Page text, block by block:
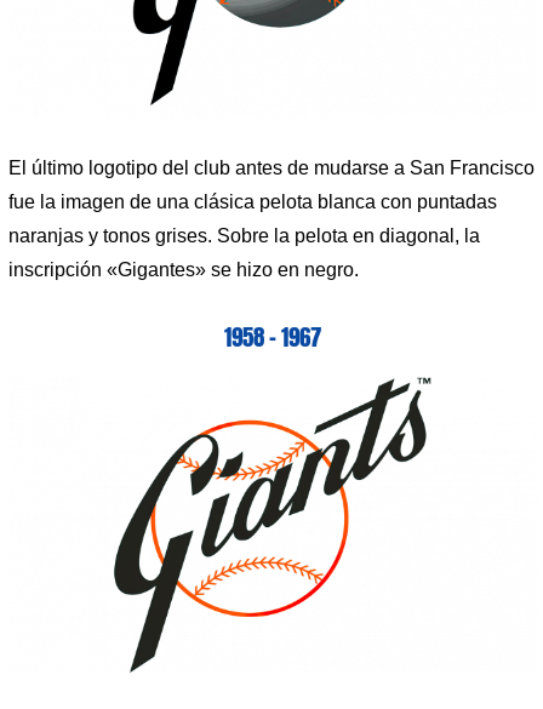
El último logotipo del club antes de mudarse a San Francisco
fue la imagen de una clásica pelota blanca con puntadas
naranjas y tonos grises. Sobre la pelota en diagonal, la
inscripción «Gigantes» se hizo en negro.
1958 – 1967